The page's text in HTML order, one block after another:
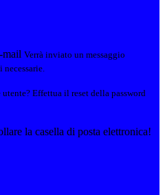
mail Verrà inviato un messaggio
Effettua il reset della password
la casella di posta elettronica!